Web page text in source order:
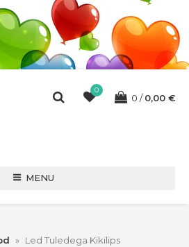
0
0 0,00 €
MENU
» Led Tuledega Kikilips